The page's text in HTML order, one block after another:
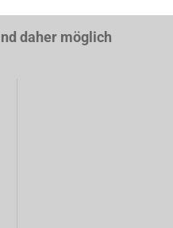
daher möglich